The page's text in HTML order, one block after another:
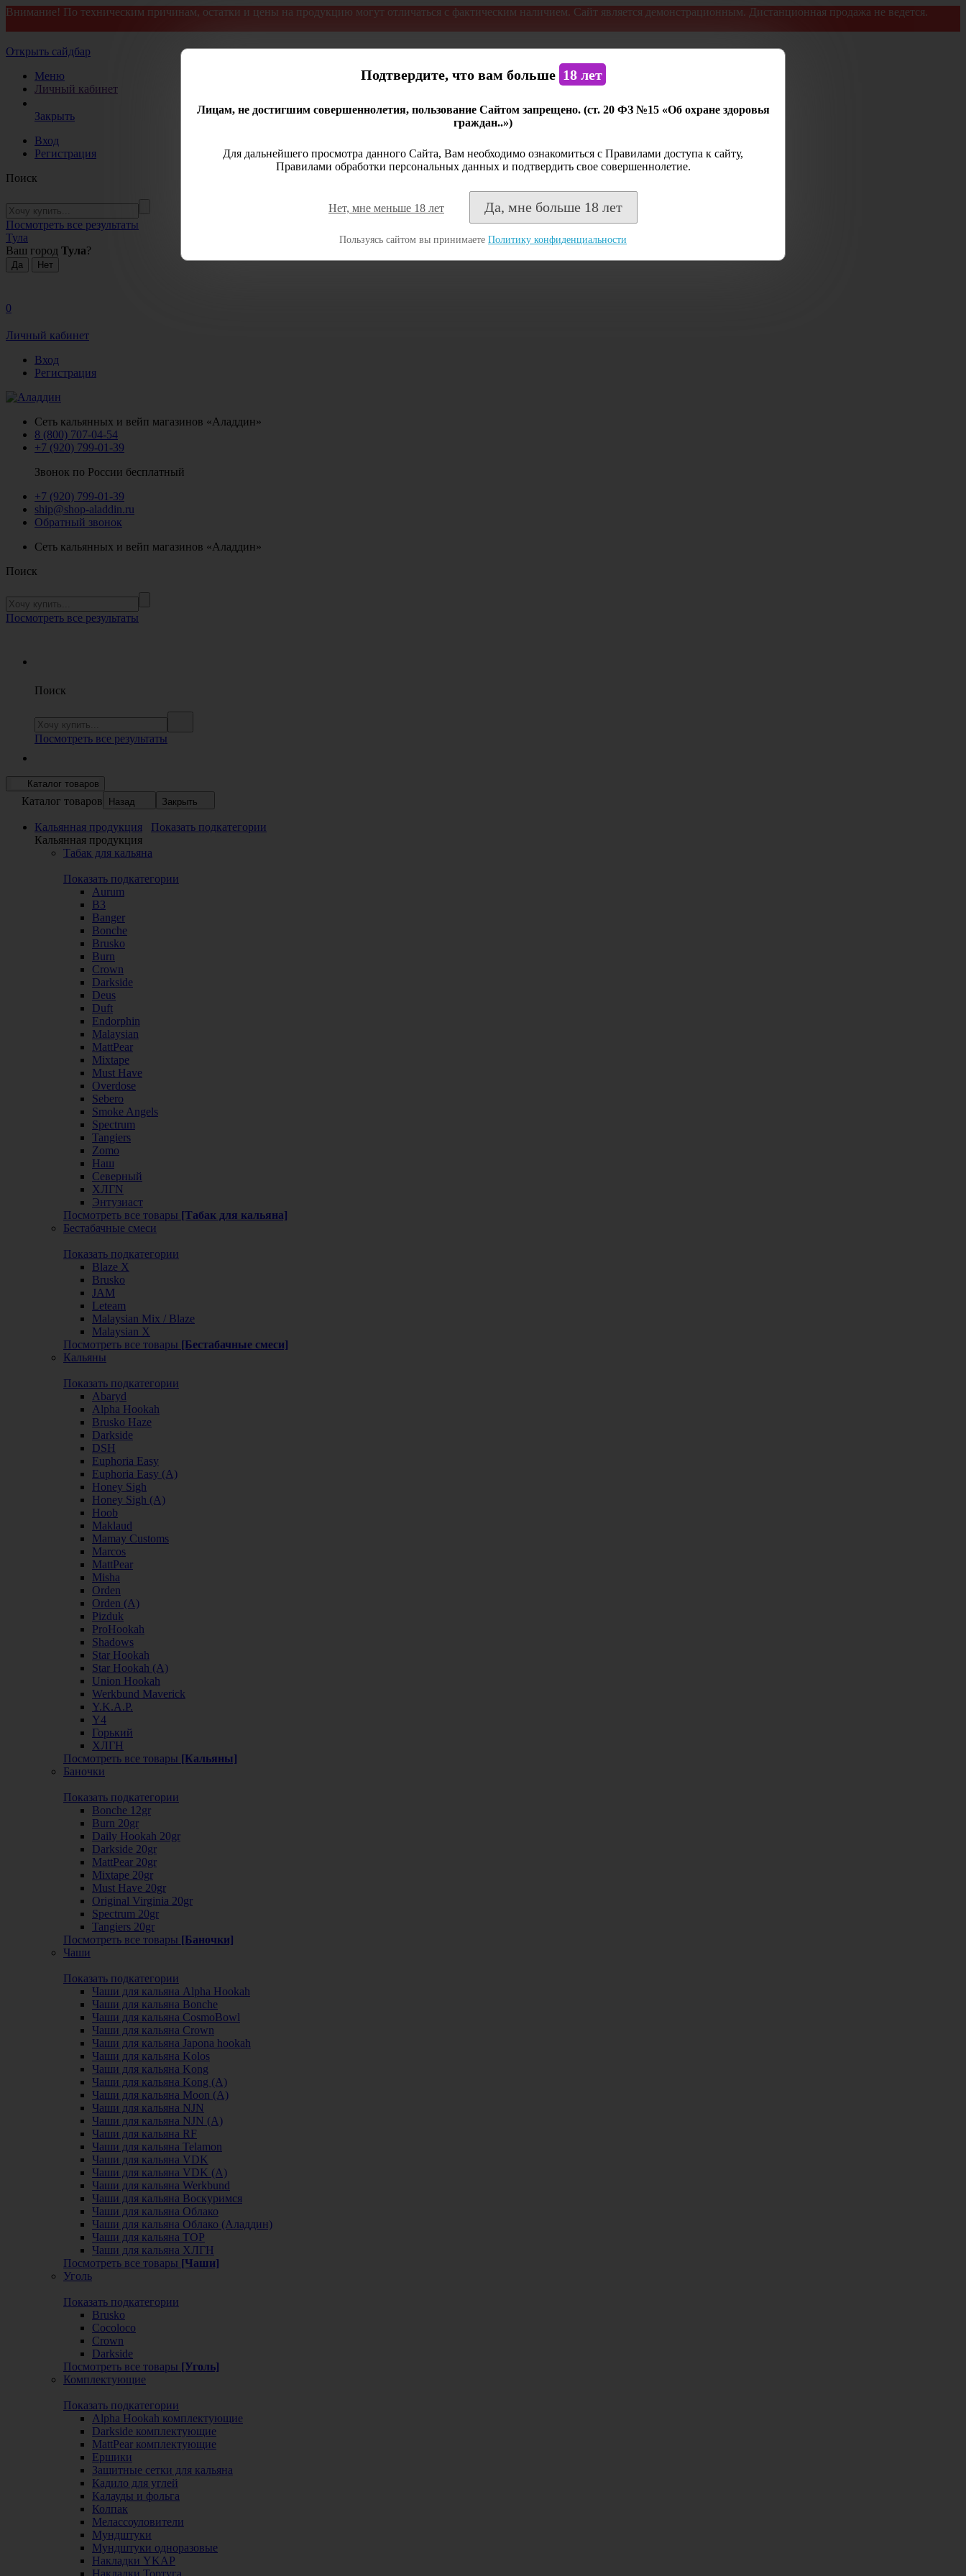
Внимание! По техническим причинам, остатки и цены на продукцию могут отличаться с фактическим наличием. Сайт является демонстрационным. Дистанционная продажа не ведется.
Открыть сайдбар
Меню
Личный кабинет
Закрыть
Вход
Регистрация
Поиск
Посмотреть все результаты
Тула
Ваш город Тула?
0
Личный кабинет
Вход
Регистрация
Сеть кальянных и вейп магазинов «Аладдин»
8 (800) 707-04-54
+7 (920) 799-01-39
Звонок по России бесплатный
+7 (920) 799-01-39
ship@shop-aladdin.ru
Обратный звонок
Сеть кальянных и вейп магазинов «Аладдин»
Поиск
Посмотреть все результаты
Поиск
Посмотреть все результаты
Каталог товаров
Каталог товаров Назад Закрыть
Кальянная продукция
Показать подкатегории
Кальянная продукция
Табак для кальяна
Показать подкатегории
Aurum
B3
Banger
Bonche
Brusko
Burn
Crown
Darkside
Deus
Duft
Endorphin
Malaysian
MattPear
Mixtape
Must Have
Overdose
Sebero
Smoke Angels
Spectrum
Tangiers
Zomo
Наш
Северный
ХЛГN
Энтузиаст
Посмотреть все товары [Табак для кальяна]
Бестабачные смеси
Показать подкатегории
Blaze X
Brusko
JAM
Leteam
Malaysian Mix / Blaze
Malaysian X
Посмотреть все товары [Бестабачные смеси]
Кальяны
Показать подкатегории
Abaryd
Alpha Hookah
Brusko Haze
Darkside
DSH
Euphoria Easy
Euphoria Easy (А)
Honey Sigh
Honey Sigh (А)
Hoob
Maklaud
Mamay Customs
Marcos
MattPear
Misha
Orden
Orden (А)
Pizduk
ProHookah
Shadows
Star Hookah
Star Hookah (А)
Union Hookah
Werkbund Maverick
Y.K.A.P.
Y4
Горький
ХЛГН
Посмотреть все товары [Кальяны]
Баночки
Показать подкатегории
Bonche 12gr
Burn 20gr
Daily Hookah 20gr
Darkside 20gr
MattPear 20gr
Mixtape 20gr
Must Have 20gr
Original Virginia 20gr
Spectrum 20gr
Tangiers 20gr
Посмотреть все товары [Баночки]
Чаши
Показать подкатегории
Чаши для кальяна Alpha Hookah
Чаши для кальяна Bonche
Чаши для кальяна CosmoBowl
Чаши для кальяна Crown
Чаши для кальяна Japona hookah
Чаши для кальяна Kolos
Чаши для кальяна Kong
Чаши для кальяна Kong (A)
Чаши для кальяна Moon (А)
Чаши для кальяна NJN
Чаши для кальяна NJN (А)
Чаши для кальяна RF
Чаши для кальяна Telamon
Чаши для кальяна VDK
Чаши для кальяна VDK (А)
Чаши для кальяна Werkbund
Чаши для кальяна Воскуримся
Чаши для кальяна Облако
Чаши для кальяна Облако (Аладдин)
Чаши для кальяна ТОР
Чаши для кальяна ХЛГН
Посмотреть все товары [Чаши]
Уголь
Показать подкатегории
Brusko
Cocoloco
Crown
Darkside
Посмотреть все товары [Уголь]
Комплектующие
Показать подкатегории
Alpha Hookah комплектующие
Darkside комплектующие
MattPear комплектующие
Ершики
Защитные сетки для кальяна
Кадило для углей
Калауды и фольга
Колпак
Мелассоуловители
Мундштуки
Мундштуки одноразовые
Накладки YKAP
Накладки Тортуга
Подтвердите, что вам больше 18 лет
Лицам, не достигшим совершеннолетия, пользование Сайтом запрещено. (ст. 20 ФЗ №15 «Об охране здоровья
граждан..»)
Для дальнейшего просмотра данного Сайта, Вам необходимо ознакомиться с Правилами доступа к сайту,
Правилами обработки персональных данных и подтвердить свое совершеннолетие.
Нет, мне меньше 18 лет Да, мне больше 18 лет
Пользуясь сайтом вы принимаете Политику конфиденциальности